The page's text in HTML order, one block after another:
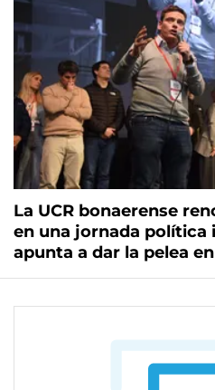
La UCR bonaerense
en una jornada política
apunta a dar la pelea